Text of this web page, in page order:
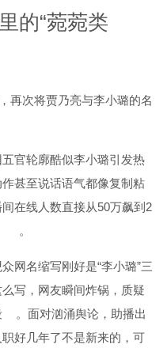
的“菀菀类
再次将贾乃亮与李小璐的名
官轮廓酷似李小璐引发热
甚至说话语气都像复制粘
在线人数直接从50万飙到2
。
网名缩写刚好是“李小璐”三
写，网友瞬间炸锅，质疑
。面对汹涌舆论，助播出
好几年了不是新来的，可